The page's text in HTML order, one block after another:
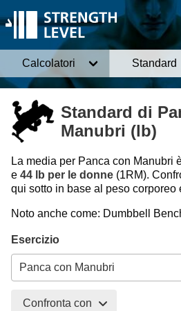
Calcolatori Standard
Standard di
Manubri (lb)
La media per Panca con Manubri
e 44 lb per le donne (1RM).
qui sotto in base al peso corporeo
Noto anche come: Dumbbell
Esercizio
Confronta con